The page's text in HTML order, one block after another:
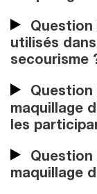
Question
utilisés
secourisme
Question
maquillage
les
Question
maquillage